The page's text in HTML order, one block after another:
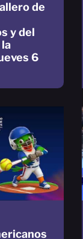
de
y del
6